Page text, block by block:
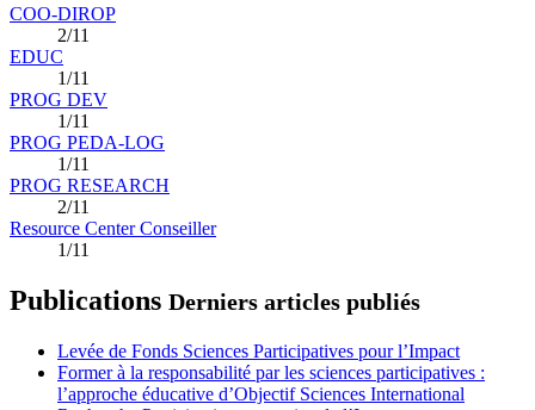
COO-DIROP
2/11
EDUC
1/11
PROG DEV
1/11
PROG PEDA-LOG
1/11
PROG RESEARCH
2/11
Resource Center Conseiller
1/11
Publications Derniers articles publiés
Levée de Fonds Sciences Participatives pour l’Impact
Former à la responsabilité par les sciences participatives :
l’approche éducative d’Objectif Sciences International